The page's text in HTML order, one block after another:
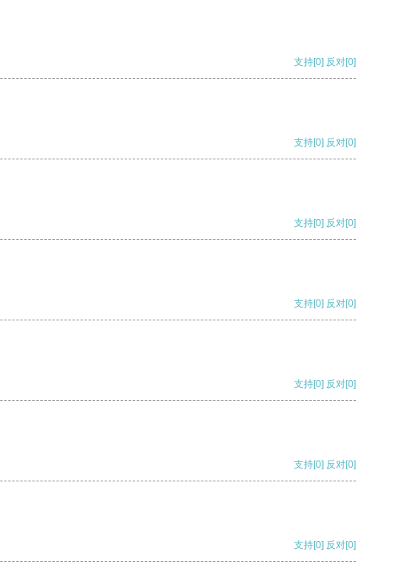
支持[0] 反对[0]
支持[0] 反对[0]
支持[0] 反对[0]
支持[0] 反对[0]
支持[0] 反对[0]
支持[0] 反对[0]
支持[0] 反对[0]